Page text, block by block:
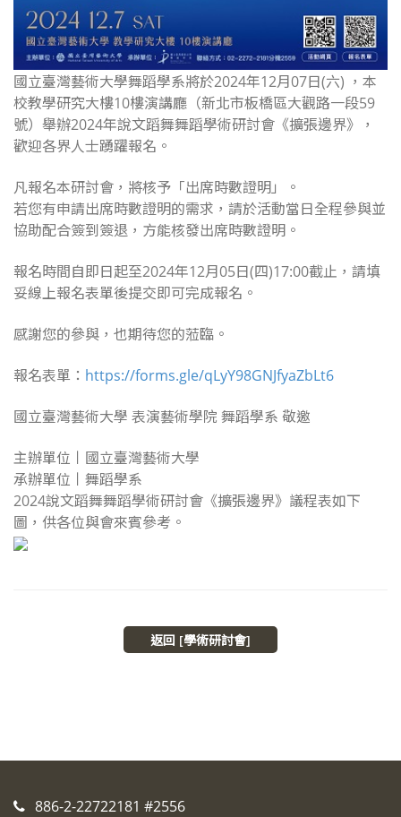
國立臺灣藝術大學舞蹈學系將於2024年12月07日(六) ，本
校教學研究大樓10樓演講廳（新北市板橋區大觀路一段59
號）舉辦2024年說文蹈舞舞蹈學術研討會《擴張邊界》，
歡迎各界人士踴躍報名。
凡報名本研討會，將核予「出席時數證明」。
若您有申請出席時數證明的需求，請於活動當日全程參與並
協助配合簽到簽退，方能核發出席時數證明。
​報名時間自即日起至2024年12月05日(四)17:00截止，請填
妥線上報名表單後提交即可完成報名。
感謝您的參與，也期待您的蒞臨。
報名表單： https://forms.gle/qLyY98GNJfyaZbLt6
國立臺灣藝術大學 表演藝術學院 舞蹈學系 敬邀
主辦單位丨國立臺灣藝術大學
承辦單位丨舞蹈學系
2024說文蹈舞舞蹈學術研討會《擴張邊界》議程表如下
圖，供各位與會來賓參考。
返回 [學術研討會]
886-2-22722181 #2556